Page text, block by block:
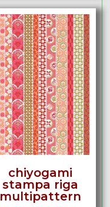
chiyogami
stampa riga
multipattern